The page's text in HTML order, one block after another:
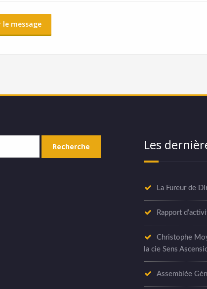
Les
La Fureur de
Rapport
Christophe
la cie Sens
Assemblée